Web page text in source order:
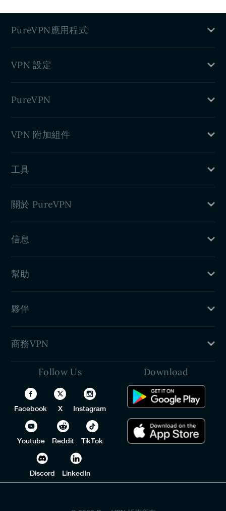
PureVPN應用程式
Windows VPN
iPhone VPN
VPN Firefox 擴充
Firestick TV VPN
VPN 設定
DD-WRT 小型應用程式
PureVPN
好處
VPN 附加組件
連接埠轉送
工具
DNS洩漏測試
WebRTC洩漏測試
關於 PureVPN
功能
PureVPN評論
信息
退款政策
新聞發布室
幫助
VPN 設定指南
夥伴
加盟計劃
商務VPN
團隊專用 VPN
White Label VPN
VPN 經銷商計劃
Follow Us
Facebook X Instagram
Youtube Reddit TikTok
Discord LinkedIn
Download